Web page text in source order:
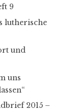
9
lutherische
und
uns
2015 –